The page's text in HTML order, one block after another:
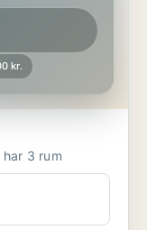
kr.
Bostaden har 3 rum